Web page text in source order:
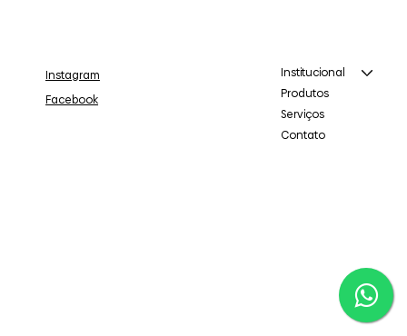
Institucional
Produtos
Serviços
Contato
Instagram
Facebook